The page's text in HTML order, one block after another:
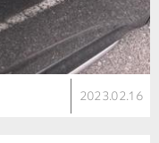
2023.02.16